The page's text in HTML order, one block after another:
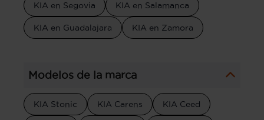
KIA en Segovia KIA en Salamanca
KIA en Guadalajara KIA en Zamora
Modelos de la marca
KIA Stonic KIA Carens KIA Ceed